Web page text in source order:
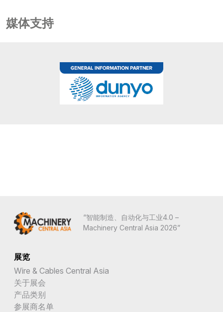
媒体支持
“智能制造、自动化与工业4.0 –
Machinery Central Asia 2026”
展览
Wire & Cables Central Asia
关于展会
产品类别
参展商名单